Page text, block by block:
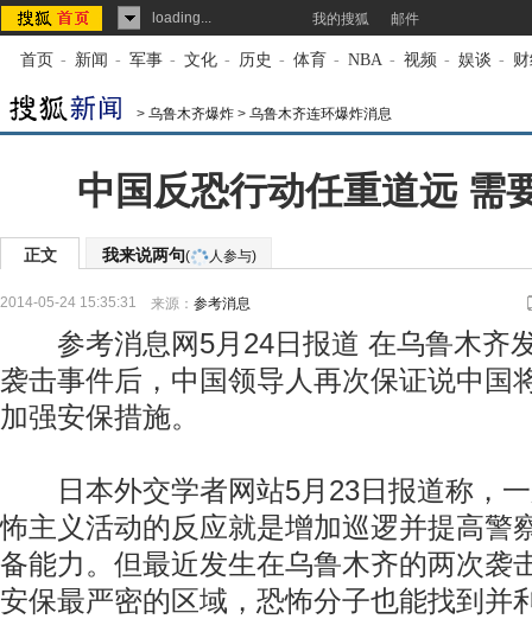
loading... 我的搜狐 邮件
首页 - 新闻 - 军事 - 文化 - 历史 - 体育 - NBA - 视频 - 娱谈 -
> 乌鲁木齐爆炸 > 乌鲁木齐连环爆炸消息
中国反恐行动任重道远 需
正文 我来说两句( 人参与)
2014-05-24 15:35:31 来源： 参考消息
参考消息网5月24日报道 在乌鲁木齐
袭击事件后，中国领导人再次保证说中国
加强安保措施。
日本外交学者网站5月23日报道称，一
怖主义活动的反应就是增加巡逻并提高警
备能力。但最近发生在乌鲁木齐的两次袭
安保最严密的区域，恐怖分子也能找到并